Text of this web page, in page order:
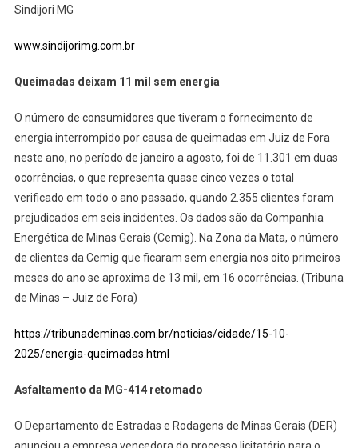
Sindijori MG
www.sindijorimg.com.br
Queimadas deixam 11 mil sem energia
O número de consumidores que tiveram o fornecimento de
energia interrompido por causa de queimadas em Juiz de Fora
neste ano, no período de janeiro a agosto, foi de 11.301 em duas
ocorrências, o que representa quase cinco vezes o total
verificado em todo o ano passado, quando 2.355 clientes foram
prejudicados em seis incidentes. Os dados são da Companhia
Energética de Minas Gerais (Cemig). Na Zona da Mata, o número
de clientes da Cemig que ficaram sem energia nos oito primeiros
meses do ano se aproxima de 13 mil, em 16 ocorrências. (Tribuna
de Minas – Juiz de Fora)
https://tribunademinas.com.br/noticias/cidade/15-10-
2025/energia-queimadas.html
Asfaltamento da MG-414 retomado
O Departamento de Estradas e Rodagens de Minas Gerais (DER)